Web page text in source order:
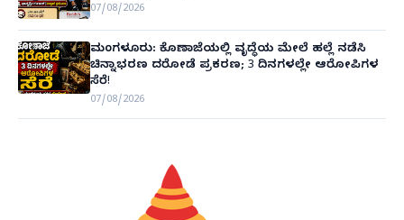
07/08/2026
ಮಂಗಳೂರು: ಕೊಣಾಜೆಯಲ್ಲಿ ವೃದ್ಧೆಯ ಮೇಲೆ ಹಲ್ಲೆ ನಡೆಸಿ
ಚಿನ್ನಾಭರಣ ದರೋಡೆ ಪ್ರಕರಣ; 3 ದಿನಗಳಲ್ಲೇ ಆರೋಪಿಗಳ
ಸೆರೆ!
07/08/2026